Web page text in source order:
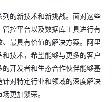
的新技术和新挑战。面对这些
控平台以及数据库工具进行有
最具有价值的解决方案。阿里
技术，希望能够与更多的客户
开发者和生态合作伙伴能够基
对特定行业和领域的深度解决
更加繁荣。